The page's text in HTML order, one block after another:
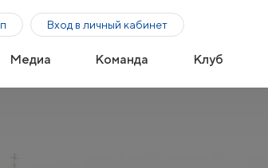
Вход в личный кабинет
Медиа Команда Клуб